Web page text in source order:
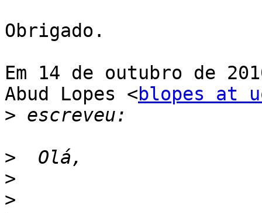
Obrigado.
Em 14 de outubro de
Abud Lopes <blopes at
>
>
>
>